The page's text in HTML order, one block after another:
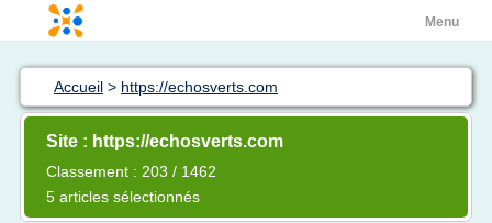
Menu
Accueil > https://echosverts.com
Site : https://echosverts.com
Classement : 203 / 1462
5 articles sélectionnés